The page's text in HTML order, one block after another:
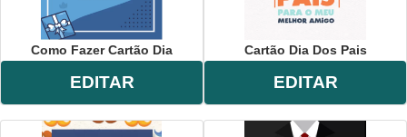
Como Fazer Cartão Dia
EDITAR
Cartão Dia Dos Pais
EDITAR